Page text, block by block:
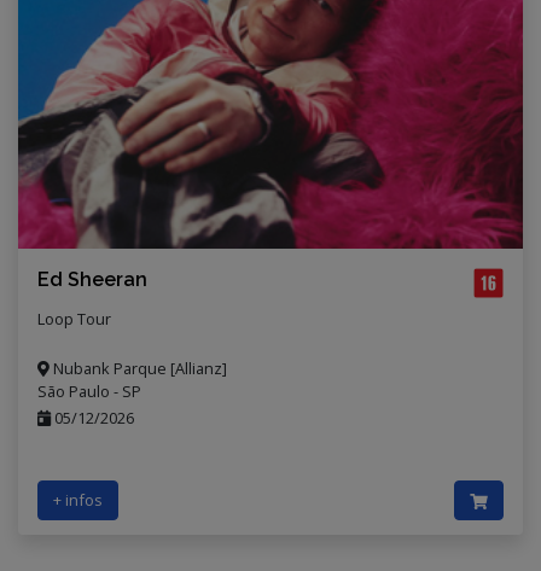
Ed Sheeran
Loop Tour
Nubank Parque [Allianz]
São Paulo - SP
05/12/2026
+ infos